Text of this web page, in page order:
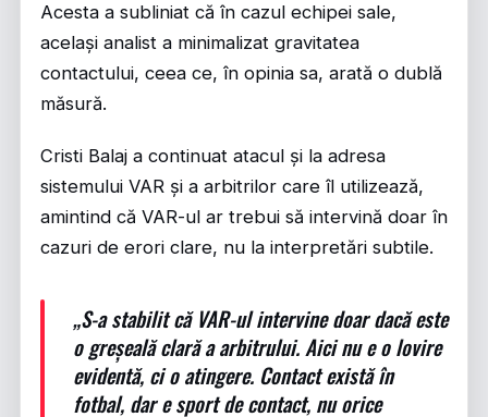
Acesta a subliniat că în cazul echipei sale,
același analist a minimalizat gravitatea
contactului, ceea ce, în opinia sa, arată o dublă
măsură.
Cristi Balaj a continuat atacul și la adresa
sistemului VAR și a arbitrilor care îl utilizează,
amintind că VAR-ul ar trebui să intervină doar în
cazuri de erori clare, nu la interpretări subtile.
„S-a stabilit că VAR-ul intervine doar dacă este
o greșeală clară a arbitrului. Aici nu e o lovire
evidentă, ci o atingere. Contact există în
fotbal, dar e sport de contact, nu orice